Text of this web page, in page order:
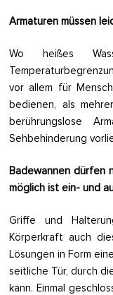
Armaturen müssen
Wo heißes
vor allem für
bedienen, als
berührungslose
Sehbehinderung
Badewannen dürfen
möglich ist ein- und
Griffe und
Körperkraft auch
Lösungen in Form
seitliche Tür, durch
kann. Einmal